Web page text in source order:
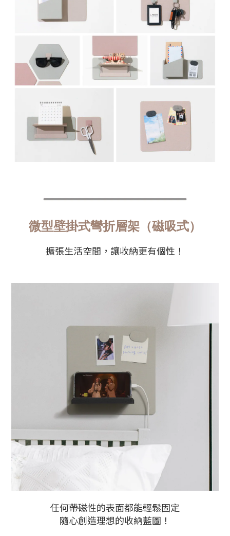
微型壁掛式彎折層架（磁吸式）
擴張生活空間，讓收納更有個性！
任何帶磁性的表面都能輕鬆固定
隨心創造理想的收納藍圖！